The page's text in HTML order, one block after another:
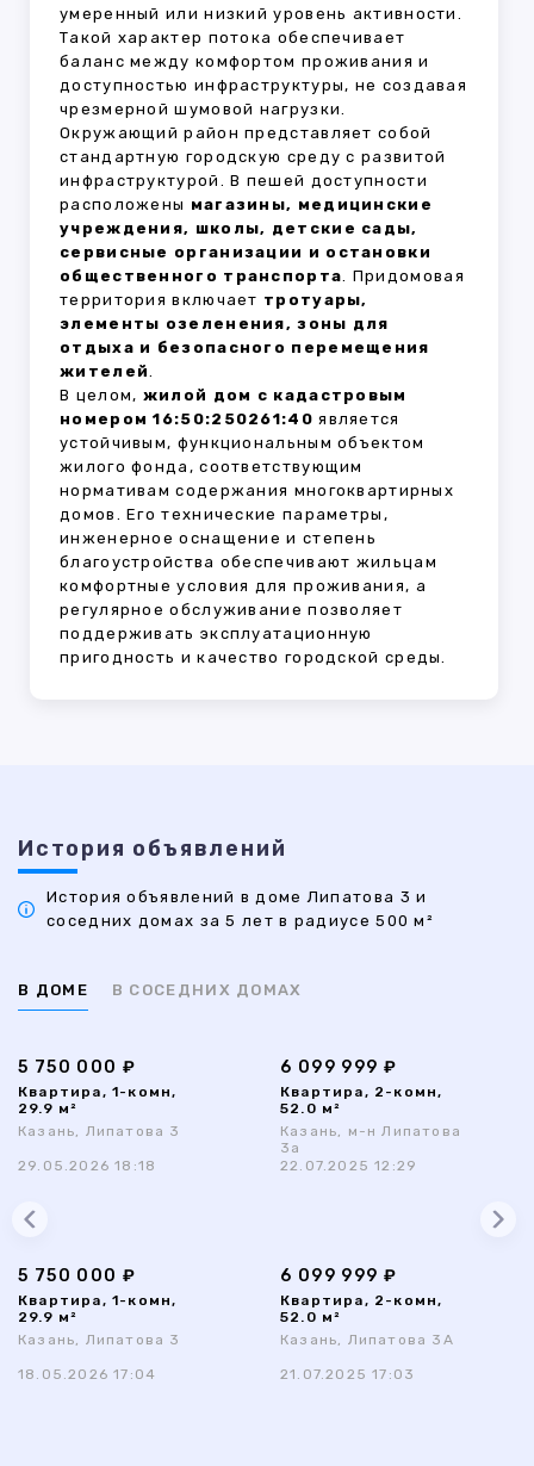
умеренный или низкий уровень активности.
Такой характер потока обеспечивает
баланс между комфортом проживания и
доступностью инфраструктуры, не создавая
чрезмерной шумовой нагрузки.
Окружающий район представляет собой
стандартную городскую среду с развитой
инфраструктурой. В пешей доступности
расположены магазины, медицинские
учреждения, школы, детские сады,
сервисные организации и остановки
общественного транспорта. Придомовая
территория включает тротуары,
элементы озеленения, зоны для
отдыха и безопасного перемещения
жителей.
В целом, жилой дом с кадастровым
номером 16:50:250261:40 является
устойчивым, функциональным объектом
жилого фонда, соответствующим
нормативам содержания многоквартирных
домов. Его технические параметры,
инженерное оснащение и степень
благоустройства обеспечивают жильцам
комфортные условия для проживания, а
регулярное обслуживание позволяет
поддерживать эксплуатационную
пригодность и качество городской среды.
История объявлений
История объявлений в доме Липатова 3 и
соседних домах за 5 лет в радиусе 500 м²
В ДОМЕ В СОСЕДНИХ ДОМАХ
5 750 000 ₽
Квартира, 1-комн,
29.9 м²
Казань, Липатова 3
29.05.2026 18:18
6 099 999 ₽
Квартира, 2-комн,
52.0 м²
Казань, м-н Липатова
3а
22.07.2025 12:29
5 750 000 ₽
Квартира, 1-комн,
29.9 м²
Казань, Липатова 3
18.05.2026 17:04
6 099 999 ₽
Квартира, 2-комн,
52.0 м²
Казань, Липатова 3А
21.07.2025 17:03